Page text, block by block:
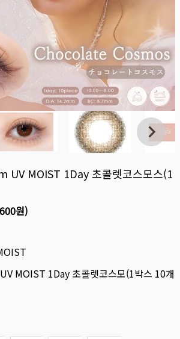
UV MOIST 1Day 초콜렛코스모스(1
원)
MOIST 1Day 초콜렛코스모(1박스 10개